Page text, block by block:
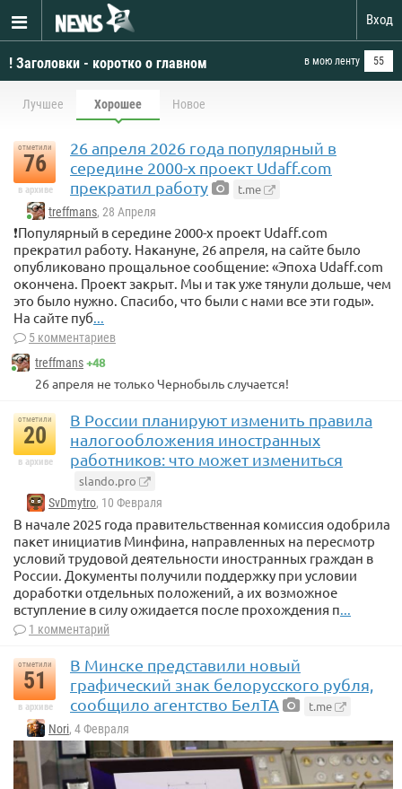
Вход
! Заголовки - коротко о главном в мою ленту 55
Лучшее Хорошее Новое
отметили
76
в архиве
26 апреля 2026 года популярный в
середине 2000-х проект Udaff.com
прекратил работу
t.me
treffmans, 28 Апреля
❗️Популярный в середине 2000-х проект Udaff.com
прекратил работу. Накануне, 26 апреля, на сайте было
опубликовано прощальное сообщение: «Эпоха Udaff.com
окончена. Проект закрыт. Мы и так уже тянули дольше, чем
это было нужно. Спасибо, что были с нами все эти годы».
На сайте пуб...
5 комментариев
treffmans+48
26 апреля не только Чернобыль случается!
отметили
20
в архиве
В России планируют изменить правила
налогообложения иностранных
работников: что может измениться
slando.pro
SvDmytro, 10 Февраля
В начале 2025 года правительственная комиссия одобрила
пакет инициатив Минфина, направленных на пересмотр
условий трудовой деятельности иностранных граждан в
России. Документы получили поддержку при условии
доработки отдельных положений, а их возможное
вступление в силу ожидается после прохождения п
1 комментарий
отметили
51
в архиве
В Минске представили новый
графический знак белорусского рубля,
сообщило агентство БелТА
t.me
Nori, 4 Февраля